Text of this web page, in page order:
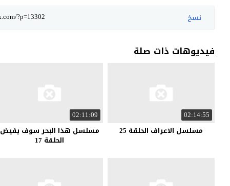
نسخ
فيديوهات ذات صلة
02:14:55
مسلسل الاعراف الحلقة 25
02:11:09
مسلسل هذا البحر سوف يفيض
الحلقة 17